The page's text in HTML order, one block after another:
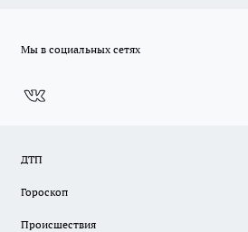
Мы в социальных сетях
ДТП
Гороскоп
Происшествия